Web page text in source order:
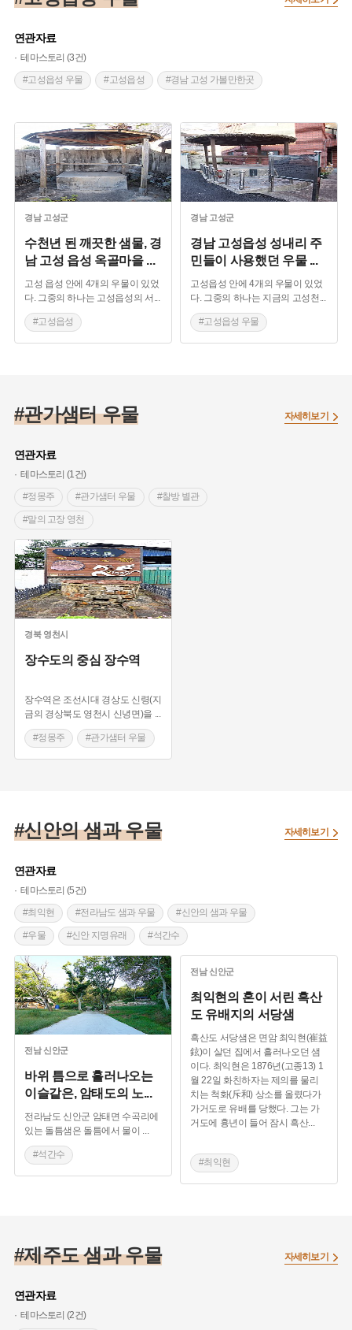
연관자료
테마스토리 (3건)
#고성읍성 우물
#고성읍성 #경남 고성 가볼만한곳
경남 고성군
수천년 된 깨끗한 샘물, 경
남 고성 읍성 옥골마을 ...
고성 읍성 안에 4개의 우물이 있었
다. 그중의 하나는 고성읍성의 서
#고성읍성
#경남 고성 가볼만한곳
경남 고성군
경남 고성읍성 성내리 주
민들이 사용했던 우물 ...
고성읍성 안에 4개의 우물이 있었
다. 그중의 하나는 지금의 고성천
#고성읍성 우물
#관가샘터 우물
연관자료
테마스토리 (1건)
#정몽주
#관가샘터 우물 #찰방 별관
#말의 고장 영천
자세히보기
경북 영천시
장수도의 중심 장수역
장수역은 조선시대 경상도 신령(지
금의 경상북도 영천시 신녕면)을 ...
#정몽주 #관가샘터 우물
#찰방 별관
#신안의 샘과 우물
연관자료
테마스토리 (5건)
#최익현
#전라남도 샘과 우물 #신안의 샘과 우물
#우물 #신안 지명유래 #석간수
#신안 가볼만한곳 #사찰 설화
자세히보기
전남 신안군
바위 틈으로 흘러나오는
이슬같은, 암태도의 노...
전라남도 신안군 암태면 수곡리에
있는 돌틈샘은 돌틈에서 물이 ...
#석간수
#전라남도 샘과 우물
전남 신안군
최익현의 혼이 서린 흑산
도 유배지의 서당샘
흑산도 서당샘은 면암 최익현(崔益
鉉)이 살던 집에서 흘러나오던 샘
이다. 최익현은 1876년(고종13) 1
월 22일 화친하자는 제의를 물리
치는 척화(斥和) 상소를 올렸다가
가거도로 유배를 당했다. 그는 가
거도에 흉년이 들어 잠시 흑산...
#최익현
#전라남도 샘과 우물
#제주도 샘과 우물
연관자료
테마스토리 (2건)
자세히보기